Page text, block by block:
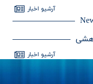
آرشيو اخبار
آرشيو اخبار